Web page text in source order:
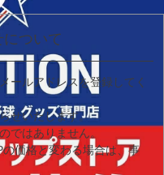
ついて
ールアドレスを登録してく
せいたします。
ではありません。
価格と変わる場合は、事